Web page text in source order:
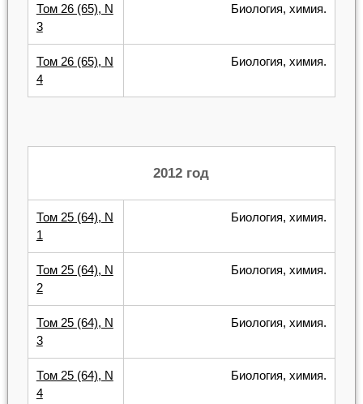
Том 26 (65), N
3
Биология, химия.
Том 26 (65), N
4
Биология, химия.
2012 год
Том 25 (64), N
1
Биология, химия.
Том 25 (64), N
2
Биология, химия.
Том 25 (64), N
3
Биология, химия.
Том 25 (64), N
4
Биология, химия.